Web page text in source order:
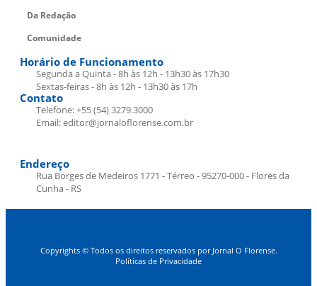
Da Redação
Comunidade
Horário de Funcionamento
Segunda a Quinta - 8h às 12h - 13h30 às 17h30
Sextas-feiras - 8h às 12h - 13h30 às 17h
Contato
Telefone: +55 (54) 3279.3000
Email: editor@jornaloflorense.com.br
Endereço
Rua Borges de Medeiros 1771 - Térreo - 95270-000 - Flores da
Cunha - RS
Copyrights © Todos os direitos reservados por Jornal O Florense.
Políticas de Privacidade